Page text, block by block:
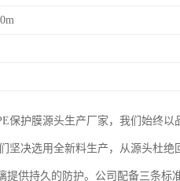
保护膜源头生产厂家，我们始终
坚决选用全新料生产，从源头杜
提供持久的防护。公司配备三条标